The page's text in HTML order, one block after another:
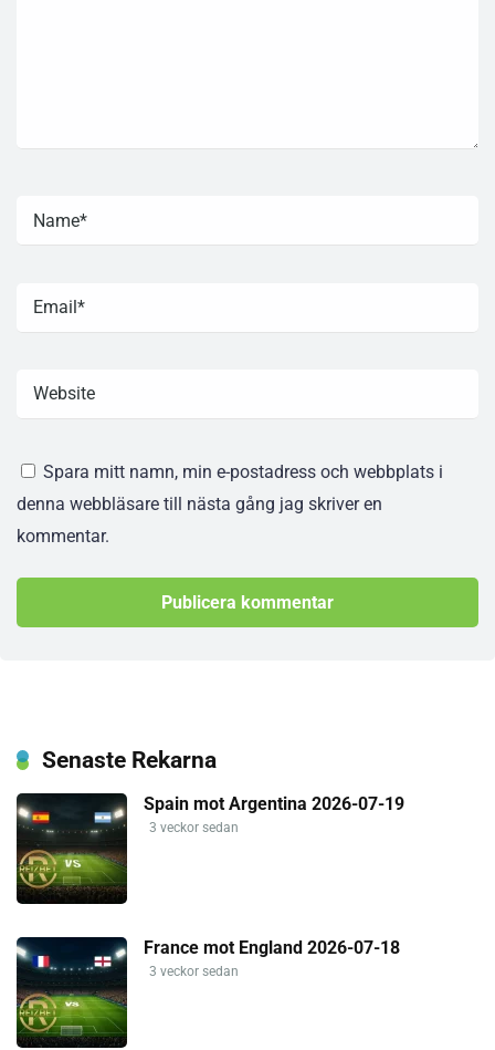
Spara mitt namn, min e-postadress och webbplats i
denna webbläsare till nästa gång jag skriver en
kommentar.
Senaste Rekarna
Spain mot Argentina 2026-07-19
3 veckor sedan
France mot England 2026-07-18
3 veckor sedan